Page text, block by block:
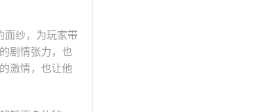
面纱，为玩家带
剧情张力，也
激情，也让他